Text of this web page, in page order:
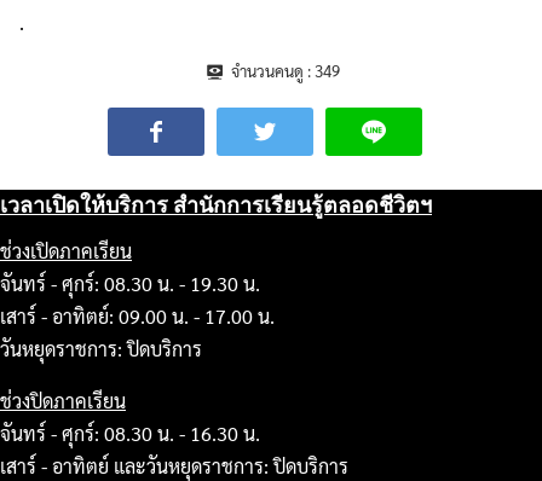
.
จำนวนคนดู :349
เวลาเปิดให้บริการ สำนักการเรียนรู้ตลอดชีวิตฯ
ช่วงเปิดภาคเรียน
จันทร์ - ศุกร์: 08.30 น. - 19.30 น.
เสาร์ - อาทิตย์: 09.00 น. - 17.00 น.
วันหยุดราชการ: ปิดบริการ
ช่วงปิดภาคเรียน
จันทร์ - ศุกร์: 08.30 น. - 16.30 น.
เสาร์ - อาทิตย์ และวันหยุดราชการ: ปิดบริการ